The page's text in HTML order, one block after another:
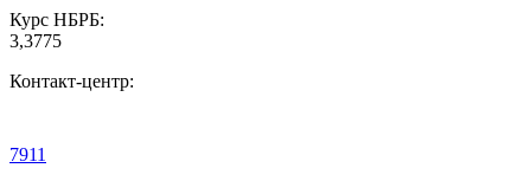
Курс НБРБ:
3,3775
Контакт-центр:
7911